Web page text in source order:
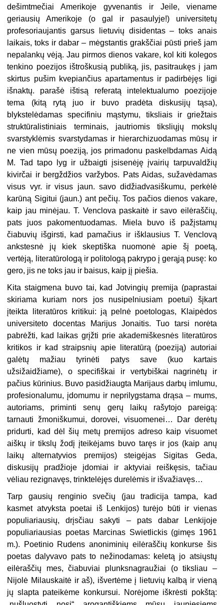
dešimtmečiai Amerikoje gyvenantis ir Jeile, viename
geriausių Amerikoje (o gal ir pasaulyje!) universitetų
profesoriaujantis garsus lietuvių disidentas – toks anais
laikais, toks ir dabar – mėgstantis grakščiai pūsti prieš jam
nepalankų vėją. Jau pirmos dienos vakare, kol kiti kolegos
tenkino poezijos ištroškusią publiką, jis, pasitraukęs į jam
skirtus pušim kvepiančius apartamentus ir padirbėjęs ligi
išnaktų. parašė ištisą referatą intelektualumo poezijoje
tema (kitą rytą juo ir buvo pradėta diskusijų tąsa),
blykstelėdamas specifiniu mąstymu, tiksliais ir griežtais
struktūralistiniais terminais, jautriomis tiksliųjų mokslų
svarstyklėmis svarstydamas ir hierarchizuodamas mūsų ir
ne vien mūsų poeziją, jos primadonu paskelbdamas Aidą
M. Tad tapo lyg ir užbaigti įsisenėję įvairių tarpuvaldžių
kivirčai ir bergždžios varžybos. Pats Aidas, sužavėdamas
visus vyr. ir visus jaun. savo didžiadvasiškumu, perkėlė
karūną Sigitui (jaun.) ant pečių. Tos pačios dienos vakare,
kaip jau minėjau. T. Venclova paskaitė ir savo eilėraščių,
pats juos pakomentuodamas. Miela buvo iš pažįstamų
čiabuvių išgirsti, kad pamačius ir išklausius T. Venclovą
ankstesnė jų kiek skeptiška nuomonė apie šį poetą,
vertėją, literatūrologą ir politologą pakrypo į gerąją pusę: ko
gero, jis ne toks jau ir baisus, kaip jį piešia.
Kita staigmena buvo tai, kad Jotvingių premija (paprastai
skiriama kuriam nors jos nusipelniusiam poetui) šįkart
įteikta literatūros kritikui: ją pelnė poetologas, Klaipėdos
universiteto docentas Marijus Jonaitis. Tuo tarsi norėta
pabrėžti, kad laikas grįžti prie akademiškesnės literatūros
kritikos ir kad straipsnių apie literatūrą (poeziją) autoriai
galėtų mažiau tyrinėti patys save (kuo kartais
užsižaidžiame), o specifiškai ir vertybiškai nagrinėtų ir
pačius kūrinius. Buvo pasidžiaugta Marijaus darbų imlumu,
profesionalumu, įdomumu ir neprilygstama drąsa – mums,
autoriams, priminti senų gerų laikų rašytojo pareigą:
tarnauti žmoniškumui, dorovei, visuomenei… Dar derėtų
pridurti, kad dėl šių metų premijos adreso kaip visuomet
aiškų ir tikslų žodį įteikėjams buvo taręs ir jos (kaip anų
laikų alternatyvios premijos) steigėjas Sigitas Geda,
diskusijų pradžioje įdomiai ir aktyviai reiškęsis, tačiau
vėliau rezignavęs, trinktelėjęs durelėmis ir išvažiavęs…
Tarp gausių renginio svečių (jau tradicija tampa, kad
kasmet atvyksta poetai iš Lenkijos) turėjo būti ir vienas
populiariausių, drįsčiau sakyti – pats dabar Lenkijoje
populiariausias poetas Marcinas Swietlickis (gimęs 1961
m.). Poetinio Rudens anoniminių eilėraščių konkurse šis
poetas dalyvavo pats to nežinodamas: keletą jo atsiųstų
eilėraščių mes, čiabuviai plunksnagraužiai (o tiksliau –
Nijolė Milauskaitė ir aš), išvertėme į lietuvių kalbą ir vieną
jų slapta pateikėme konkursui. Norėjome iškrėsti pokštą: